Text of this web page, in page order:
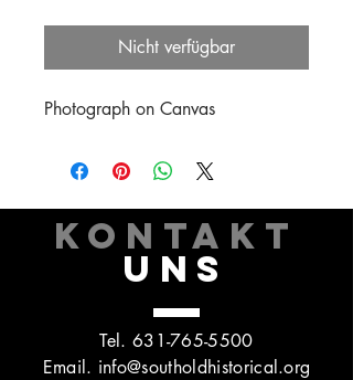
Nicht verfügbar
Photograph on Canvas
KONTAKT
UNS
Tel. 631-765-5500
Email. info@southoldhistorical.org